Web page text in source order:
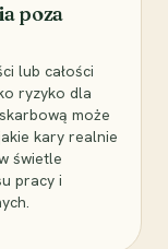
poza
lub całości
ryzyko dla
może
kary realnie
świetle
pracy i